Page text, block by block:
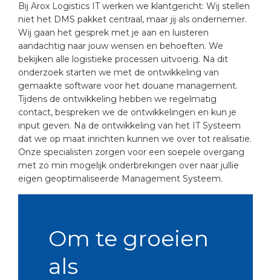
Bij Arox Logistics IT werken we klantgericht: Wij stellen
niet het DMS pakket centraal, maar jij als ondernemer.
Wij gaan het gesprek met je aan en luisteren
aandachtig naar jouw wensen en behoeften. We
bekijken alle logistieke processen uitvoerig. Na dit
onderzoek starten we met de ontwikkeling van
gemaakte software voor het douane management.
Tijdens de ontwikkeling hebben we regelmatig
contact, bespreken we de ontwikkelingen en kun je
input geven. Na de ontwikkeling van het IT Systeem
dat we op maat inrichten kunnen we over tot realisatie.
Onze specialisten zorgen voor een soepele overgang
met zo min mogelijk onderbrekingen over naar jullie
eigen geoptimaliseerde Management Systeem.
Om te groeien
als